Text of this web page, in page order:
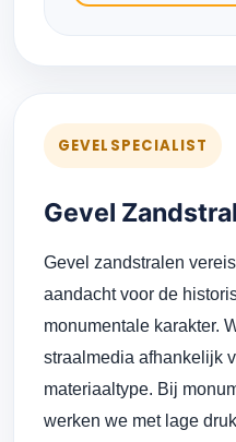
GEVELSPECIALIST
Gevel
Gevel zandstralen
aandacht voor de
monumentale karakter.
straalmedia afhankelijk
materiaaltype. Bij
werken we met lage